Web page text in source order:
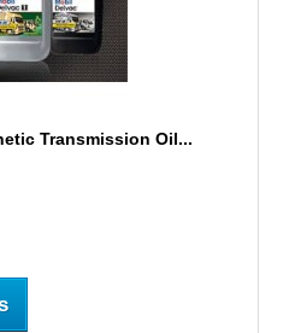
Transmission Oil...